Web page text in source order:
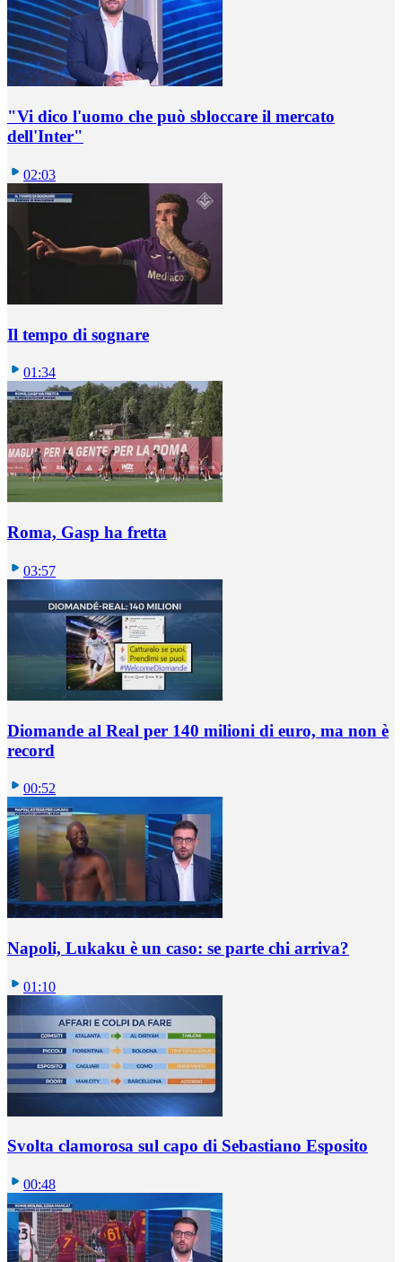
"Vi dico l'uomo che può sbloccare il mercato
dell'Inter"
02:03
Il tempo di sognare
01:34
Roma, Gasp ha fretta
03:57
Diomande al Real per 140 milioni di euro, ma non è
record
00:52
Napoli, Lukaku è un caso: se parte chi arriva?
01:10
Svolta clamorosa sul capo di Sebastiano Esposito
00:48